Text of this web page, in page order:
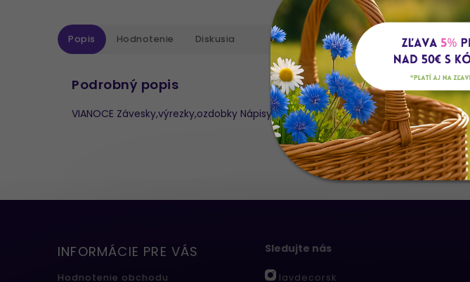
Popis Hodnotenie Diskusia
Podrobný popis
VIANOCE Závesky,výrezky,ozdobky Nápisy VÝREZ- VESELÉ VIANOCE BIELA 15X6CM S/4
INFORMÁCIE PRE VÁS
Hodnotenie obchodu
Sledujte nás
lavdecorsk